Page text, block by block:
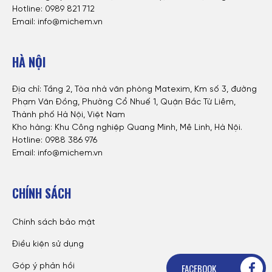
Tin tức | 25/02/2025
Ngành Sản Xuất Bột Bả, Vữa Khô, Keo Dán Gạch, Keo Ốp Lát,
Cho Ngành Sản Xuất Bột Bả, Vữa Khô, Keo Dán Gạch, Keo Ốp
Hotline: 0989 821 712
Email: info@michem.vn
HÀ NỘI
Địa chỉ: Tầng 2, Tòa nhà văn phòng Matexim, Km số 3, đường
Phạm Văn Đồng, Phường Cổ Nhuế 1, Quận Bắc Từ Liêm,
Thành phố Hà Nội, Việt Nam
Kho hàng: Khu Công nghiệp Quang Minh, Mê Linh, Hà Nội.
Hotline: 0988 386 976
Email: info@michem.vn
CHÍNH SÁCH
Chính sách bảo mật
Điều kiện sử dụng
Góp ý phản hồi FACEBOOK